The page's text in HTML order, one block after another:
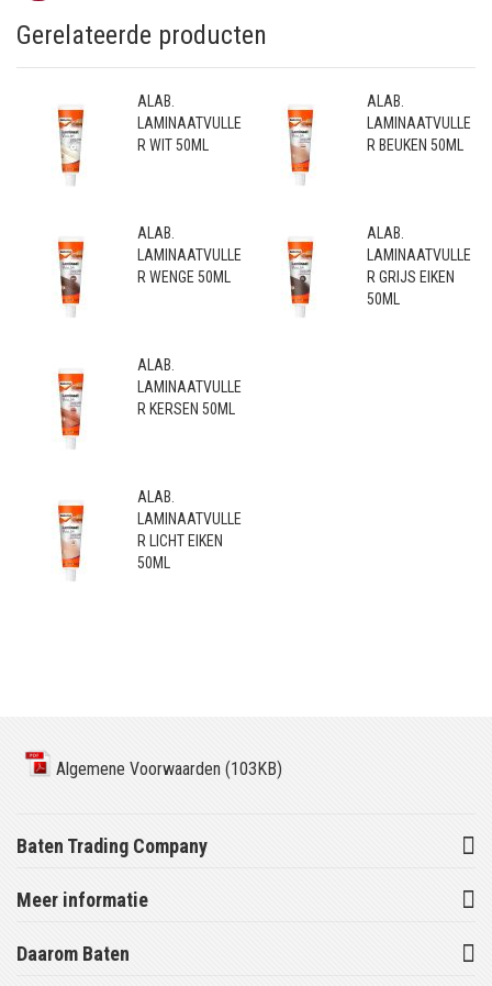
Gerelateerde producten
ALAB.
LAMINAATVULLE
R WIT 50ML
ALAB.
LAMINAATVULLE
R WENGE 50ML
ALAB.
LAMINAATVULLE
R KERSEN 50ML
ALAB.
LAMINAATVULLE
R LICHT EIKEN
50ML
ALAB.
LAMINAATVULLE
R BEUKEN 50ML
ALAB.
LAMINAATVULLE
R GRIJS EIKEN
50ML
Algemene Voorwaarden (103KB)
Baten Trading Company
Meer informatie
Daarom Baten